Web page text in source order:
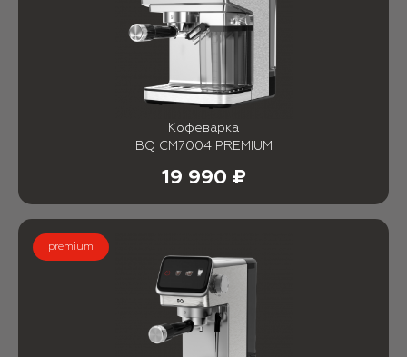
Кофеварка
BQ CM7004 PREMIUM
19 990 ₽
premium